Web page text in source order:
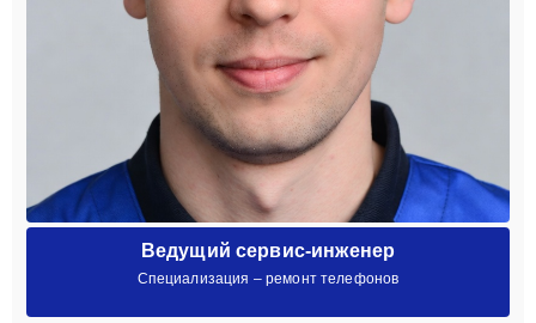
Ведущий сервис-инженер
Специализация – ремонт телефонов